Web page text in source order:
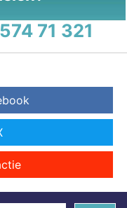
71 321